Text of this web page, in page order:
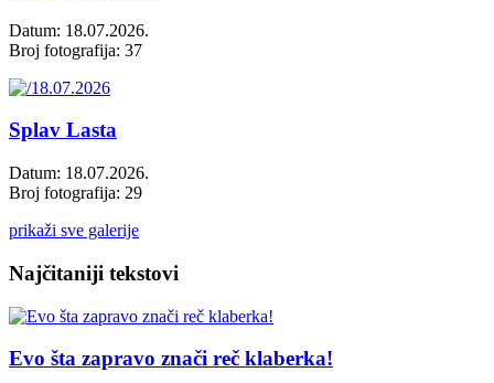
Datum: 18.07.2026.
Broj fotografija: 37
Splav Lasta
Datum: 18.07.2026.
Broj fotografija: 29
prikaži sve galerije
Najčitaniji tekstovi
Evo šta zapravo znači reč klaberka!